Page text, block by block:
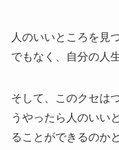
人のいいところを見
でもなく、自分の人
そして、このクセは
うやったら人のいい
ることができるのか